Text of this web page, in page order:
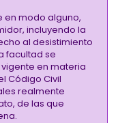
en modo alguno,
incluyendo la
al desistimiento
facultad se
en materia
Código Civil
realmente
de las que